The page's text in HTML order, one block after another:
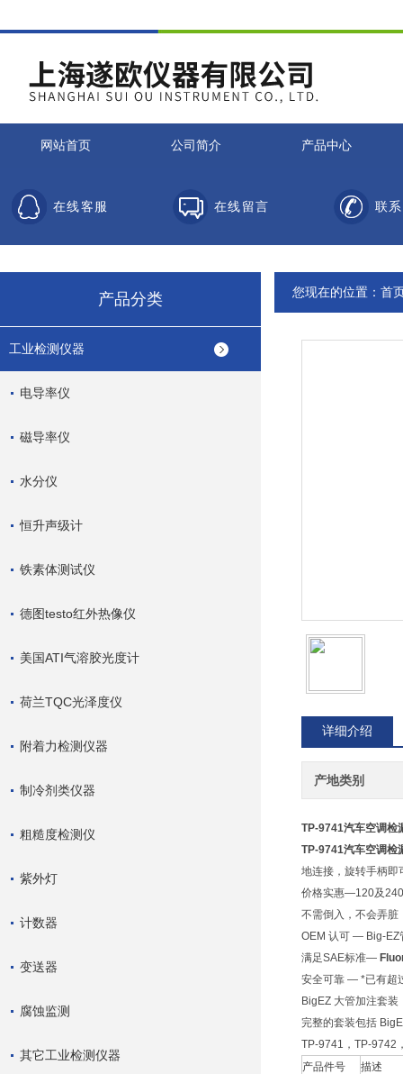
网站首页 公司简介 产品中心
在线客服 在线留言 联
产品分类
工业检测仪器
电导率仪
磁导率仪
水分仪
恒升声级计
铁素体测试仪
德图testo红外热像仪
美国ATI气溶胶光度计
荷兰TQC光泽度仪
附着力检测仪器
制冷剂类仪器
粗糙度检测仪
紫外灯
计数器
变送器
腐蚀监测
其它工业检测仪器
您现在的位置： 首
详细介绍
产地类别
TP-9741汽车空调检
TP-9741汽车空调检
地连接，旋转手柄即
价格实惠—120及
不需倒入，不会弄
OEM 认可 — Big-EZ
满足SAE标准—
安全可靠 — *已有超
BigEZ 大管加注套装
完整的套装包括
TP-9741，TP-9742
产品件号
描述